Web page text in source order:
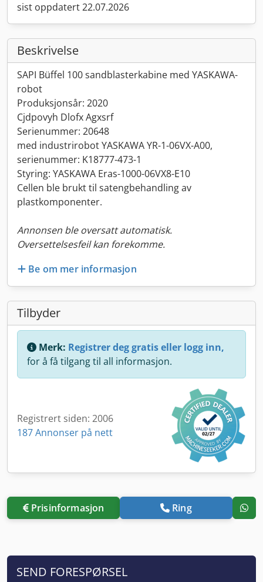
sist oppdatert 22.07.2026
Beskrivelse
SAPI Büffel 100 sandblasterkabine med YASKAWA-
robot
Produksjonsår: 2020
Cjdpovyh Dlofx Agxsrf
Serienummer: 20648
med industrirobot YASKAWA YR-1-06VX-A00,
serienummer: K18777-473-1
Styring: YASKAWA Eras-1000-06VX8-E10
Cellen ble brukt til satengbehandling av
plastkomponenter.
Annonsen ble oversatt automatisk.
Oversettelsesfeil kan forekomme.
Be om mer informasjon
Tilbyder
Merk: Registrer deg gratis eller logg inn,
for å få tilgang til all informasjon.
Registrert siden: 2006
187 Annonser på nett
Prisinformasjon Ring
SEND FORESPØRSEL